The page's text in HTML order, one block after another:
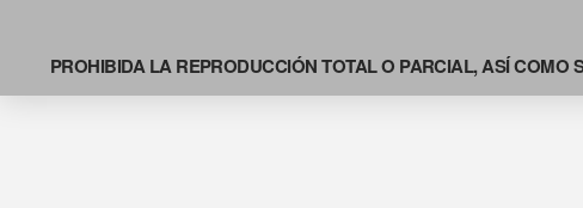
PROHIBIDA LA REPRODUCCIÓN TOTAL O PARCIAL, ASÍ